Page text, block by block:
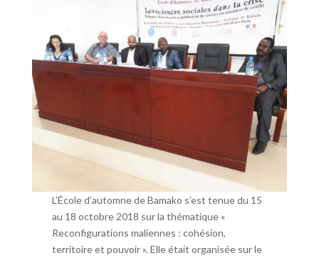
L’École d’automne de Bamako s’est tenue du 15
au 18 octobre 2018 sur la thématique «
Reconfigurations maliennes : cohésion,
territoire et pouvoir ». Elle était organisée sur le